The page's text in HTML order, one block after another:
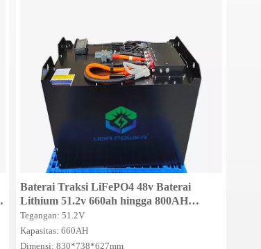
Baterai Traksi LiFePO4 48v Baterai
Lithium 51.2v 660ah hingga 800AH
Baterai Forklift/Baterai Traksi/Baterai
Forklift Siklus Dalam/Baterai Truk
Tegangan: 51.2V
Kapasitas: 660AH
Dimensi: 830*738*627mm